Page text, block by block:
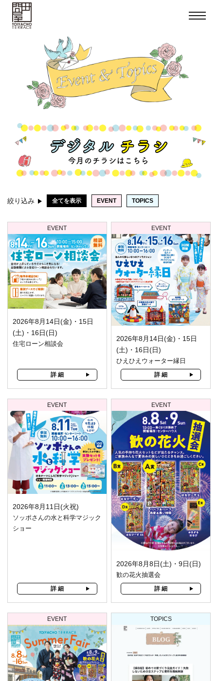
toggle
絞り込み 全てを表示 EVENT TOPICS
EVENT
2026年8月14日(金)・15日
(土)・16日(日)
住宅ローン相談会
詳 細
EVENT
2026年8月14日(金)・15日
(土)・16日(日)
ひえひえウォーター縁日
詳 細
EVENT
2026年8月11日(火祝)
ソッポさんの水と科学マジック
ショー
詳 細
EVENT
2026年8月8日(土)・9日(日)
歓の花火抽選会
詳 細
EVENT TOPICS